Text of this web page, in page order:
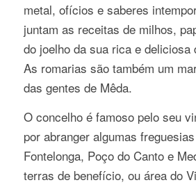
metal, ofícios e saberes
juntam as receitas de milhos,
do joelho da sua rica e deliciosa
As romarias são também um
das gentes de Mêda.
O concelho é famoso pelo seu
por abranger algumas
Fontelonga, Poço do Canto e
terras de benefício, ou área do